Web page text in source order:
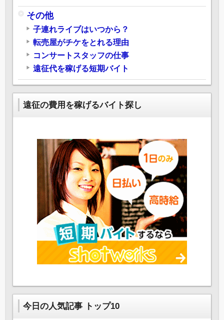
その他
子連れライブはいつから？
転売屋がチケをとれる理由
コンサートスタッフの仕事
遠征代を稼げる短期バイト
遠征の費用を稼げるバイト探し
今日の人気記事 トップ10